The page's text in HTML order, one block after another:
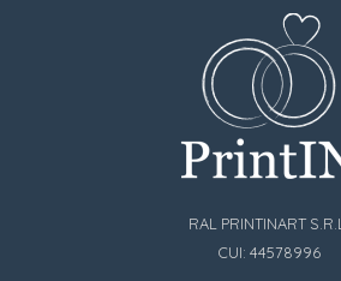
RAL PRINTINART S.R.L.
CUI: 44578996